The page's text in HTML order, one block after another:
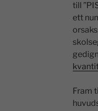
till
ett
Fram